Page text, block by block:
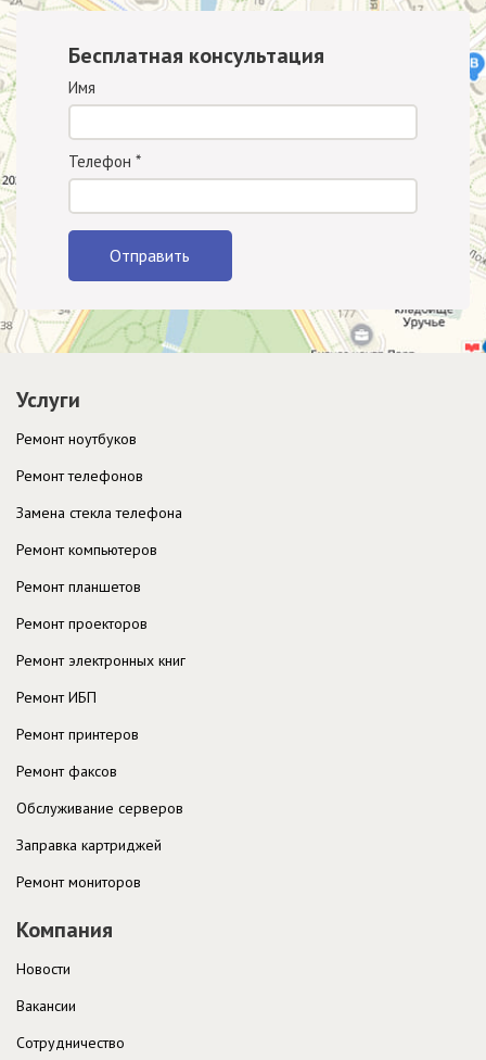
Бесплатная консультация
Имя
Телефон *
Отправить
Услуги
Ремонт ноутбуков
Ремонт телефонов
Замена стекла телефона
Ремонт компьютеров
Ремонт планшетов
Ремонт проекторов
Ремонт электронных книг
Ремонт ИБП
Ремонт принтеров
Ремонт факсов
Обслуживание серверов
Заправка картриджей
Ремонт мониторов
Компания
Новости
Вакансии
Cотрудничество